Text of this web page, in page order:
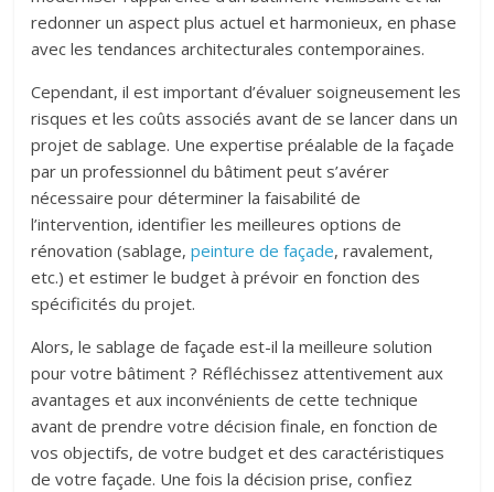
redonner un aspect plus actuel et harmonieux, en phase
avec les tendances architecturales contemporaines.
Cependant, il est important d’évaluer soigneusement les
risques et les coûts associés avant de se lancer dans un
projet de sablage. Une expertise préalable de la façade
par un professionnel du bâtiment peut s’avérer
nécessaire pour déterminer la faisabilité de
l’intervention, identifier les meilleures options de
rénovation (sablage,peinture de façade, ravalement,
etc.) et estimer le budget à prévoir en fonction des
spécificités du projet.
Alors, le sablage de façade est-il la meilleure solution
pour votre bâtiment ? Réfléchissez attentivement aux
avantages et aux inconvénients de cette technique
avant de prendre votre décision finale, en fonction de
vos objectifs, de votre budget et des caractéristiques
de votre façade. Une fois la décision prise, confiez